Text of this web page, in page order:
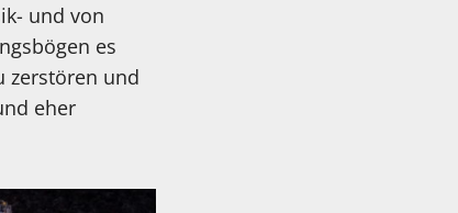
und von
es
zerstören und
eher